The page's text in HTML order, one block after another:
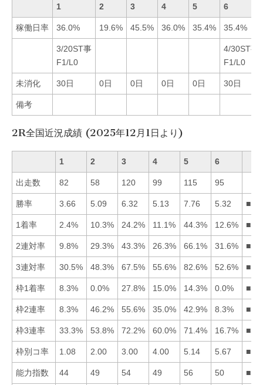
1 2 3 4 5 6
稼働日率 36.0% 19.6% 45.5% 36.0% 35.4% 35.4%
3/20ST事
F1/L0
4/30ST事
F1/L0
未消化 30日 0日 0日 0日 0日 30日
備考
2R全国近況成績 (2025年12月1日より)
1 2 3 4 5 6
出走数 82 58 120 99 115 95
勝率 3.66 5.09 6.32 5.13 7.76 5.32
1着率 2.4% 10.3% 24.2% 11.1% 44.3% 12.6%
2連対率 9.8% 29.3% 43.3% 26.3% 66.1% 31.6%
3連対率 30.5% 48.3% 67.5% 55.6% 82.6% 52.6%
枠1着率 8.3% 0.0% 27.8% 15.0% 14.3% 0.0%
枠2連率 8.3% 46.2% 55.6% 35.0% 42.9% 8.3%
枠3連率 33.3% 53.8% 72.2% 60.0% 71.4% 16.7%
枠別コ率 1.08 2.00 3.00 4.00 5.14 5.67
能力指数 44 49 54 49 56 50